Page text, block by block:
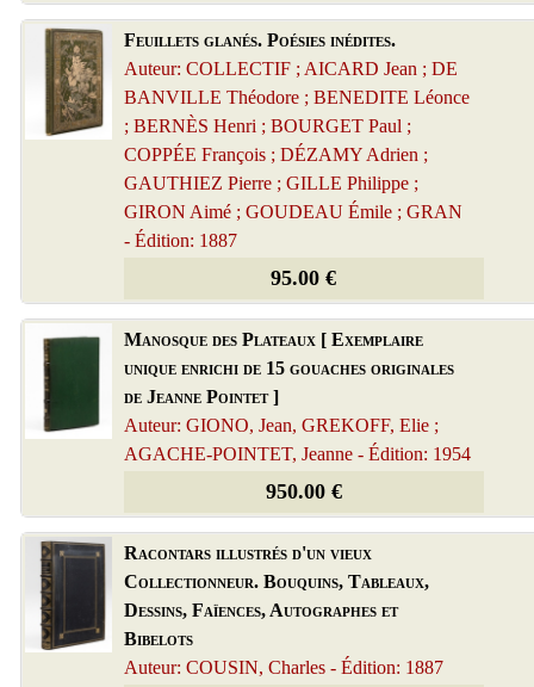
Feuillets glanés. Poésies inédites.
Auteur: COLLECTIF ; AICARD Jean ; DE
BANVILLE Théodore ; BENEDITE Léonce
; BERNÈS Henri ; BOURGET Paul ;
COPPÉE François ; DÉZAMY Adrien ;
GAUTHIEZ Pierre ; GILLE Philippe ;
GIRON Aimé ; GOUDEAU Émile ; GRAN
- Édition: 1887
95.00 €
Manosque des Plateaux [ Exemplaire
unique enrichi de 15 gouaches originales
de Jeanne Pointet ]
Auteur: GIONO, Jean, GREKOFF, Elie ;
AGACHE-POINTET, Jeanne - Édition: 1954
950.00 €
Racontars illustrés d'un vieux
Collectionneur. Bouquins, Tableaux,
Dessins, Faïences, Autographes et
Bibelots
Auteur: COUSIN, Charles - Édition: 1887